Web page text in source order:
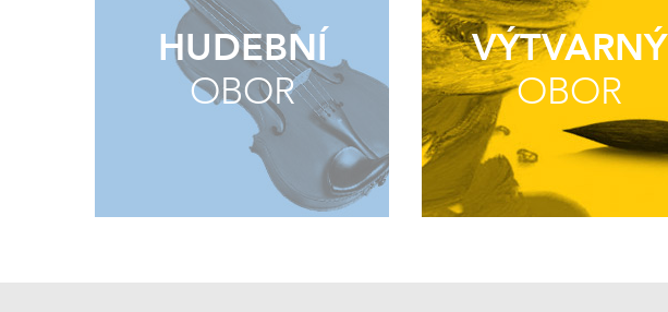
HUDEBNÍ
OBOR
VÝTVARNÝ
OBOR